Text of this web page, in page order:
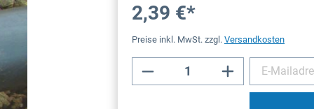
2,39 €*
Preise inkl. MwSt. zzgl. Versandkosten